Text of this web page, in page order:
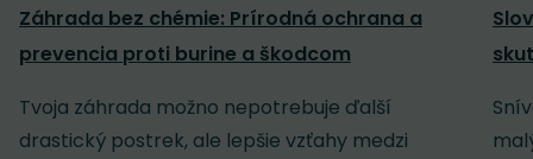
Záhrada bez chémie: Prírodná ochrana a
prevencia proti burine a škodcom
Tvoja záhrada možno nepotrebuje ďalší
drastický postrek, ale lepšie vzťahy medzi